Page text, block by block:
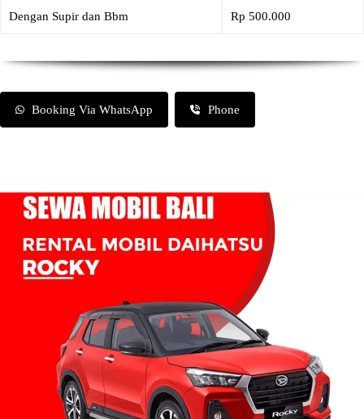
Dengan Supir dan Bbm Rp 500.000
Booking Via WhatsApp Phone